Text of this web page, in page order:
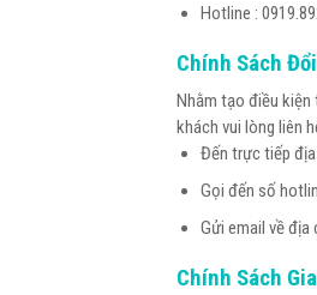
Hotline :
Chính Sách
Nhằm tạo điều kiện
khách vui lòng liên
Đến trực tiếp địa
Gọi đến số
Gửi email về
Chính Sách